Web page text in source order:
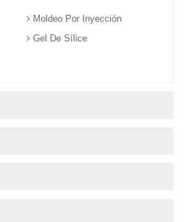
Moldeo Por Inyección
Gel De Sílice